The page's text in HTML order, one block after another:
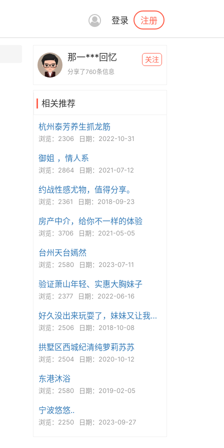
登录 注册
那一***回忆
分享了760条信息
关注
相关推荐
杭州泰芳养生抓龙筋
浏览：2306 日期：2022-10-31
御姐 ，情人系
浏览：2864 日期：2021-07-12
约战性感尤物，值得分享。
浏览：2361 日期：2018-09-23
房产中介，给你不一样的体验
浏览：3706 日期：2021-05-05
台州天台嫣然
浏览：2580 日期：2023-07-11
验证萧山年轻、实惠大胸妹子
浏览：2377 日期：2022-06-16
好久没出来玩耍了，妹妹又让我找到了年轻...
浏览：2506 日期：2018-10-08
拱墅区西城纪清纯萝莉苏苏
浏览：2504 日期：2020-10-12
东港沐浴
浏览：2580 日期：2019-02-05
宁波悠悠..
浏览：2250 日期：2023-09-27